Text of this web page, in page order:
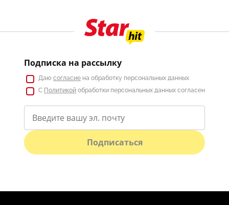
Подписка на рассылку
Даю согласие на обработку персональных данных
С Политикой обработки персональных данных согласен
Подписаться